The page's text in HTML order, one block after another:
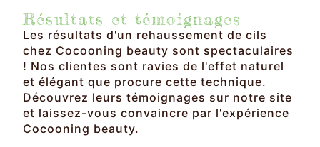
Résultats et témoignages
Les résultats d'un rehaussement de cils
chez Cocooning beauty sont spectaculaires
! Nos clientes sont ravies de l'effet naturel
et élégant que procure cette technique.
Découvrez leurs témoignages sur notre site
et laissez-vous convaincre par l'expérience
Cocooning beauty.